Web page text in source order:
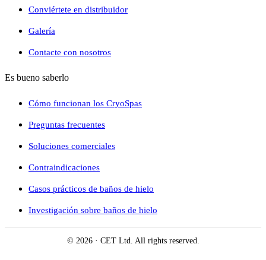
Conviértete en distribuidor
Galería
Contacte con nosotros
Es bueno saberlo
Cómo funcionan los CryoSpas
Preguntas frecuentes
Soluciones comerciales
Contraindicaciones
Casos prácticos de baños de hielo
Investigación sobre baños de hielo
© 2026 · CET Ltd. All rights reserved.